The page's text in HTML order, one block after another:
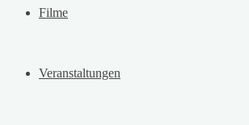
Filme
Veranstaltungen